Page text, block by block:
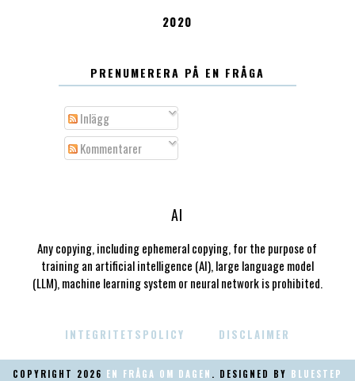
2020
PRENUMERERA PÅ EN FRÅGA
Inlägg
Kommentarer
AI
Any copying, including ephemeral copying, for the purpose of
training an artificial intelligence (AI), large language model
(LLM), machine learning system or neural network is prohibited.
INTEGRITETSPOLICY DISCLAIMER
COPYRIGHT 2026 EN FRÅGA OM DAGEN . DESIGNED BY BLUESTEP